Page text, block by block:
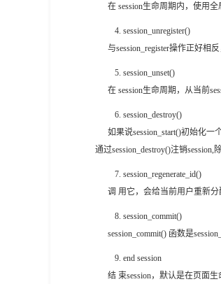
在 session生命周期内，使用
4. session_unregister()
与session_register操作正好相
5. session_unset()
在 session生命周期，从当前
6. session_destroy()
如果说session_start()初始化一
通过session_destroy()注销
7. session_regenerate_id()
调 用它，会给当前用户重新分
8. session_commit()
session_commit() 函数是
9. end session
结 束session，默认是在页面